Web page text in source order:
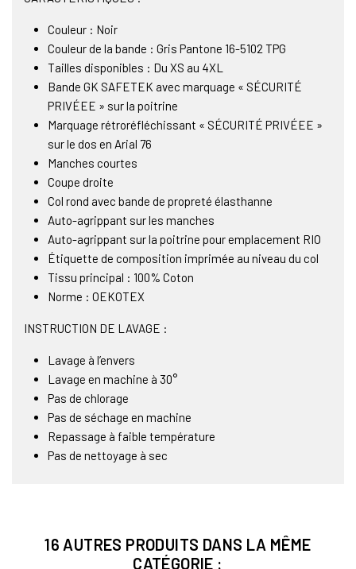
Couleur : Noir
Couleur de la bande : Gris Pantone 16-5102 TPG
Tailles disponibles : Du XS au 4XL
Bande GK SAFETEK avec marquage « SÉCURITÉ
PRIVÉEE » sur la poitrine
Marquage rétroréfléchissant « SÉCURITÉ PRIVÉEE »
sur le dos en Arial 76
Manches courtes
Coupe droite
Col rond avec bande de propreté élasthanne
Auto-agrippant sur les manches
Auto-agrippant sur la poitrine pour emplacement RIO
Étiquette de composition imprimée au niveau du col
Tissu principal : 100% Coton
Norme : OEKOTEX
INSTRUCTION DE LAVAGE :
Lavage à l’envers
Lavage en machine à 30°
Pas de chlorage
Pas de séchage en machine
Repassage à faible température
Pas de nettoyage à sec
16 AUTRES PRODUITS DANS LA MÊME
CATÉGORIE :